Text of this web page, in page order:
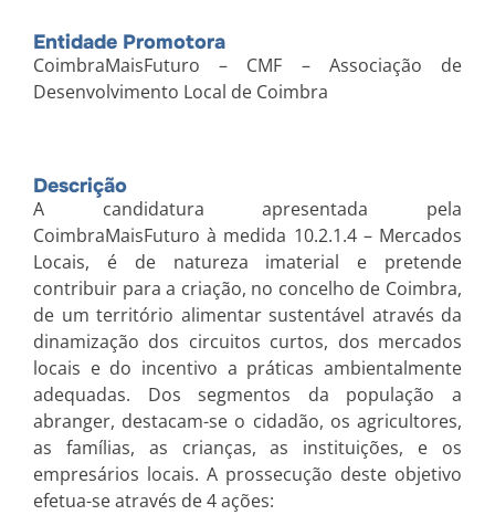
Entidade Promotora
CoimbraMaisFuturo – CMF – Associação de
Desenvolvimento Local de Coimbra
Descrição
A candidatura apresentada pela
CoimbraMaisFuturo à medida 10.2.1.4 – Mercados
Locais, é de natureza imaterial e pretende
contribuir para a criação, no concelho de Coimbra,
de um território alimentar sustentável através da
dinamização dos circuitos curtos, dos mercados
locais e do incentivo a práticas ambientalmente
adequadas. Dos segmentos da população a
abranger, destacam-se o cidadão, os agricultores,
as famílias, as crianças, as instituições, e os
empresários locais. A prossecução deste objetivo
efetua-se através de 4 ações: